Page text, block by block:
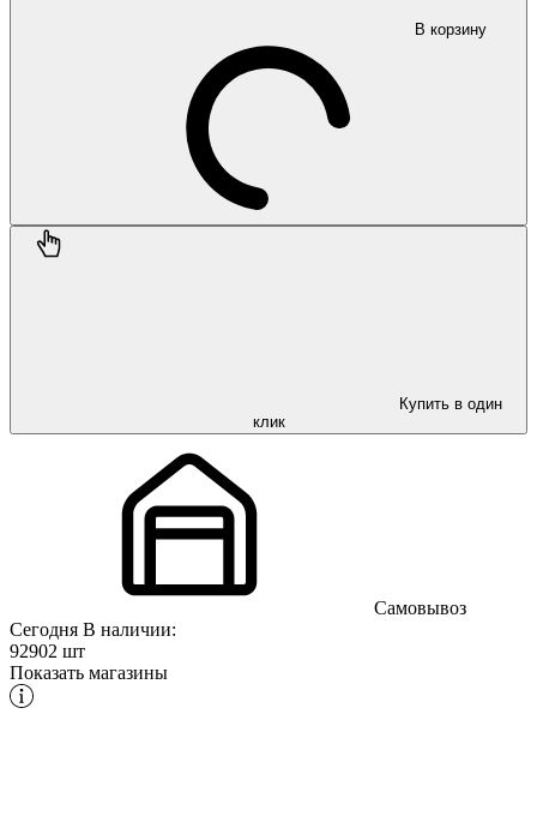
В корзину
Купить в один
клик
Самовывоз
Сегодня В наличии:
92902 шт
Показать магазины